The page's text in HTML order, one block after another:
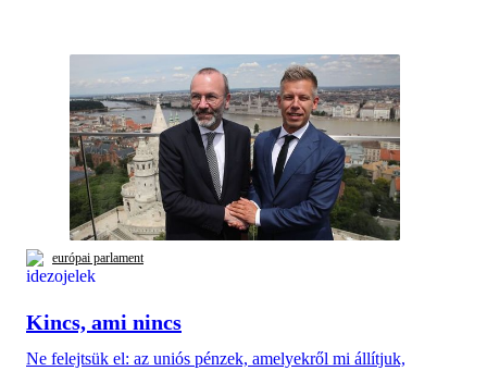
európai parlament
Kincs, ami nincs
Ne felejtsük el: az uniós pénzek, amelyekről mi állítjuk,